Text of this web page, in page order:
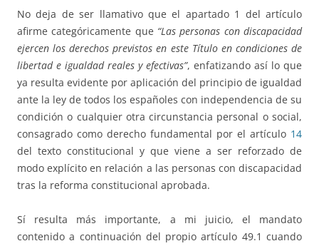
No deja de ser llamativo que el apartado 1 del artículo
afirme categóricamente que “Las personas con discapacidad
ejercen los derechos previstos en este Título en condiciones de
libertad e igualdad reales y efectivas”, enfatizando así lo que
ya resulta evidente por aplicación del principio de igualdad
ante la ley de todos los españoles con independencia de su
condición o cualquier otra circunstancia personal o social,
consagrado como derecho fundamental por el artículo 14
del texto constitucional y que viene a ser reforzado de
modo explícito en relación a las personas con discapacidad
tras la reforma constitucional aprobada.
Sí resulta más importante, a mi juicio, el mandato
contenido a continuación del propio artículo 49.1 cuando